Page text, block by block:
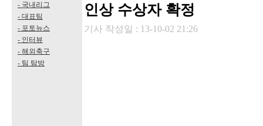
- 국내리그
- 대표팀
- 포토뉴스
- 인터뷰
- 해외축구
- 팀 탐방
인상 수상자 확정
기사 작성일 : 13-10-02 21:26